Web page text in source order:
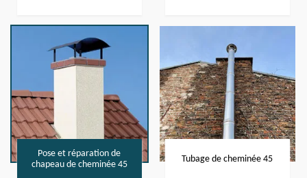
Pose et réparation de
chapeau de cheminée 45
Tubage de cheminée 45